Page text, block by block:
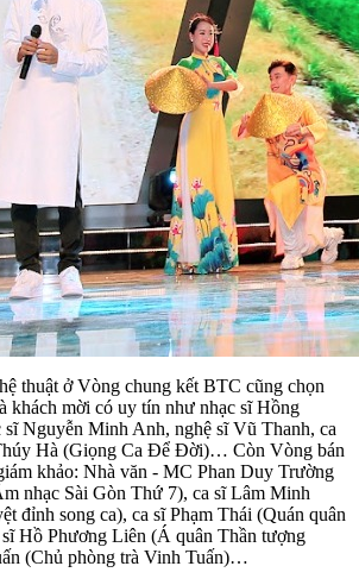
thuật ở Vòng chung kết BTC cũng chọn
khách mời có uy tín như nhạc sĩ Hồng
Nguyễn Minh Anh, nghệ sĩ Vũ Thanh, ca
Hà (Giọng Ca Để Đời)… Còn Vòng bán
khảo: Nhà văn - MC Phan Duy Trường
nhạc Sài Gòn Thứ 7), ca sĩ Lâm Minh
đỉnh song ca), ca sĩ Phạm Thái (Quán quân
Hồ Phương Liên (Á quân Thần tượng
(Chủ phòng trà Vinh Tuấn)…